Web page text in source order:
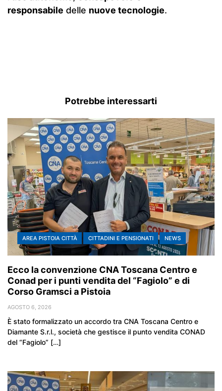
responsabile delle nuove tecnologie.
Potrebbe interessarti
AREA PISTOIA CITTÀ CITTADINI E PENSIONATI NEWS
Ecco la convenzione CNA Toscana Centro e
Conad per i punti vendita del “Fagiolo” e di
Corso Gramsci a Pistoia
AGOSTO 6, 2026
È stato formalizzato un accordo tra CNA Toscana Centro e
Diamante S.r.l., società che gestisce il punto vendita CONAD
del “Fagiolo” […]